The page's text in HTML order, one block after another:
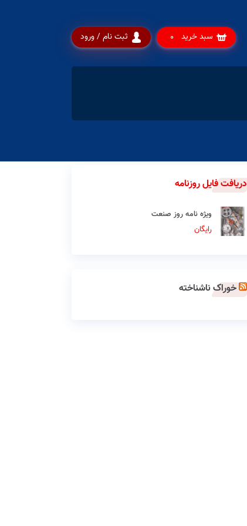
ثبت نام / ورود سبد خرید 0
دریافت فایل روزنامه
ویژه نامه روز صنعت
رایگان
خوراک ناشناخته